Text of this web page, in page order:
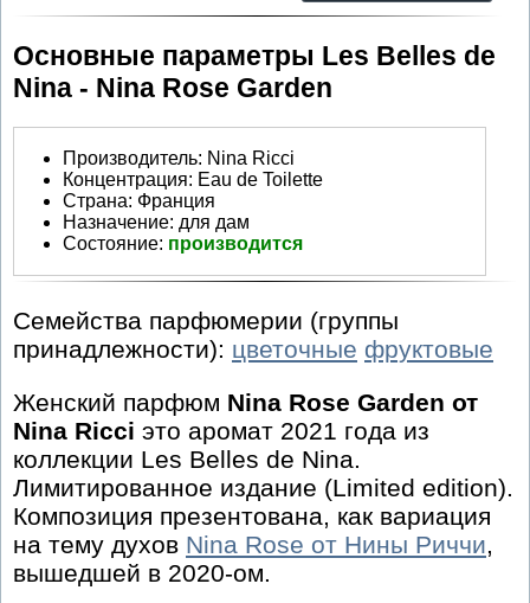
Основные параметры Les Belles de
Nina - Nina Rose Garden
Производитель: Nina Ricci
Концентрация: Eau de Toilette
Страна: Франция
Назначение: для дам
Состояние: производится
Семейства парфюмерии (группы
принадлежности): цветочные фруктовые
Женский парфюм Nina Rose Garden от
Nina Ricci это аромат 2021 года из
коллекции Les Belles de Nina.
Лимитированное издание (Limited edition).
Композиция презентована, как вариация
на тему духов Nina Rose от Нины Риччи,
вышедшей в 2020-ом.